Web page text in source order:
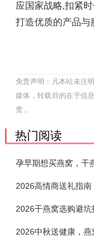
应国家战略,扣紧
打造优质的产品与
免责声明：凡本站未注
媒体，转载目的在于信
责 。
热门阅读
2026中秋送健康，